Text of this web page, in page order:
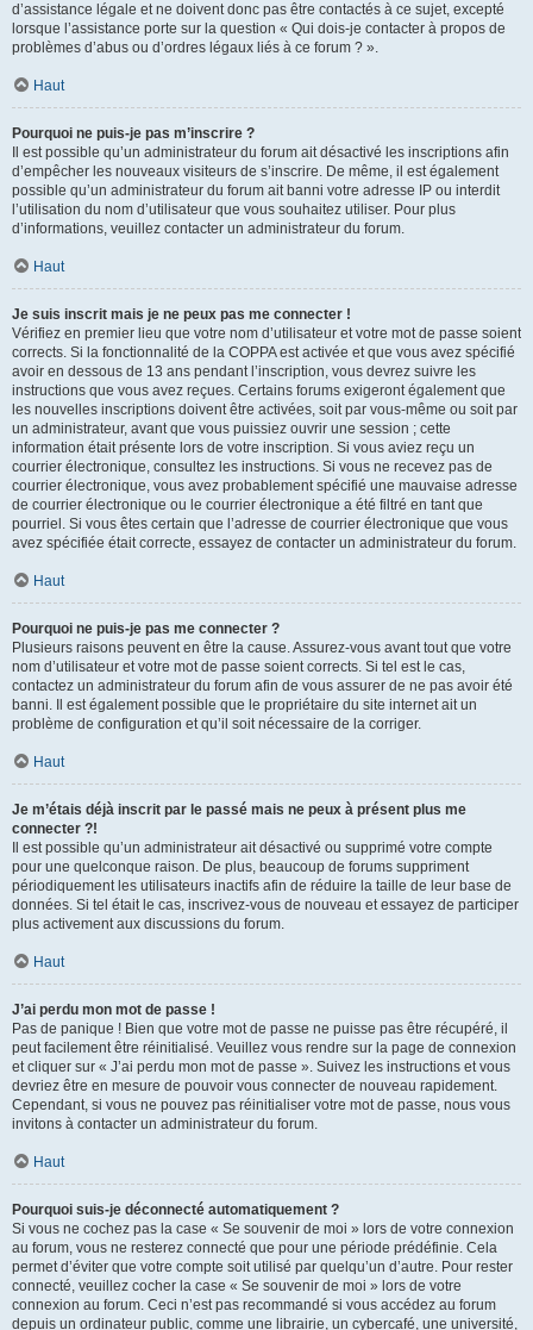
d’assistance légale et ne doivent donc pas être contactés à ce sujet, excepté
lorsque l’assistance porte sur la question « Qui dois-je contacter à propos de
problèmes d’abus ou d’ordres légaux liés à ce forum ? ».
Haut
Pourquoi ne puis-je pas m’inscrire ?
Il est possible qu’un administrateur du forum ait désactivé les inscriptions afin
d’empêcher les nouveaux visiteurs de s’inscrire. De même, il est également
possible qu’un administrateur du forum ait banni votre adresse IP ou interdit
l’utilisation du nom d’utilisateur que vous souhaitez utiliser. Pour plus
d’informations, veuillez contacter un administrateur du forum.
Haut
Je suis inscrit mais je ne peux pas me connecter !
Vérifiez en premier lieu que votre nom d’utilisateur et votre mot de passe soient
corrects. Si la fonctionnalité de la COPPA est activée et que vous avez spécifié
avoir en dessous de 13 ans pendant l’inscription, vous devrez suivre les
instructions que vous avez reçues. Certains forums exigeront également que
les nouvelles inscriptions doivent être activées, soit par vous-même ou soit par
un administrateur, avant que vous puissiez ouvrir une session ; cette
information était présente lors de votre inscription. Si vous aviez reçu un
courrier électronique, consultez les instructions. Si vous ne recevez pas de
courrier électronique, vous avez probablement spécifié une mauvaise adresse
de courrier électronique ou le courrier électronique a été filtré en tant que
pourriel. Si vous êtes certain que l’adresse de courrier électronique que vous
avez spécifiée était correcte, essayez de contacter un administrateur du forum.
Haut
Pourquoi ne puis-je pas me connecter ?
Plusieurs raisons peuvent en être la cause. Assurez-vous avant tout que votre
nom d’utilisateur et votre mot de passe soient corrects. Si tel est le cas,
contactez un administrateur du forum afin de vous assurer de ne pas avoir été
banni. Il est également possible que le propriétaire du site internet ait un
problème de configuration et qu’il soit nécessaire de la corriger.
Haut
Je m’étais déjà inscrit par le passé mais ne peux à présent plus me
connecter ?!
Il est possible qu’un administrateur ait désactivé ou supprimé votre compte
pour une quelconque raison. De plus, beaucoup de forums suppriment
périodiquement les utilisateurs inactifs afin de réduire la taille de leur base de
données. Si tel était le cas, inscrivez-vous de nouveau et essayez de participer
plus activement aux discussions du forum.
Haut
J’ai perdu mon mot de passe !
Pas de panique ! Bien que votre mot de passe ne puisse pas être récupéré, il
peut facilement être réinitialisé. Veuillez vous rendre sur la page de connexion
et cliquer sur « J’ai perdu mon mot de passe ». Suivez les instructions et vous
devriez être en mesure de pouvoir vous connecter de nouveau rapidement.
Cependant, si vous ne pouvez pas réinitialiser votre mot de passe, nous vous
invitons à contacter un administrateur du forum.
Haut
Pourquoi suis-je déconnecté automatiquement ?
Si vous ne cochez pas la case « Se souvenir de moi » lors de votre connexion
au forum, vous ne resterez connecté que pour une période prédéfinie. Cela
permet d’éviter que votre compte soit utilisé par quelqu’un d’autre. Pour rester
connecté, veuillez cocher la case « Se souvenir de moi » lors de votre
connexion au forum. Ceci n’est pas recommandé si vous accédez au forum
depuis un ordinateur public, comme une librairie, un cybercafé, une université,